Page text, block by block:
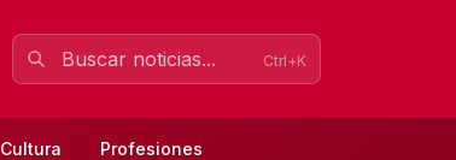
Ctrl+K
Cultura Profesiones